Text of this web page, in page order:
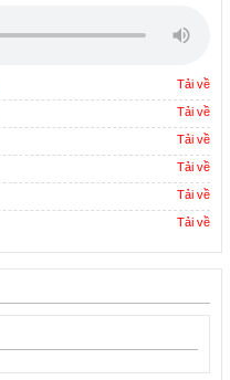
Tải về
Tải về
Tải về
Tải về
Tải về
Tải về